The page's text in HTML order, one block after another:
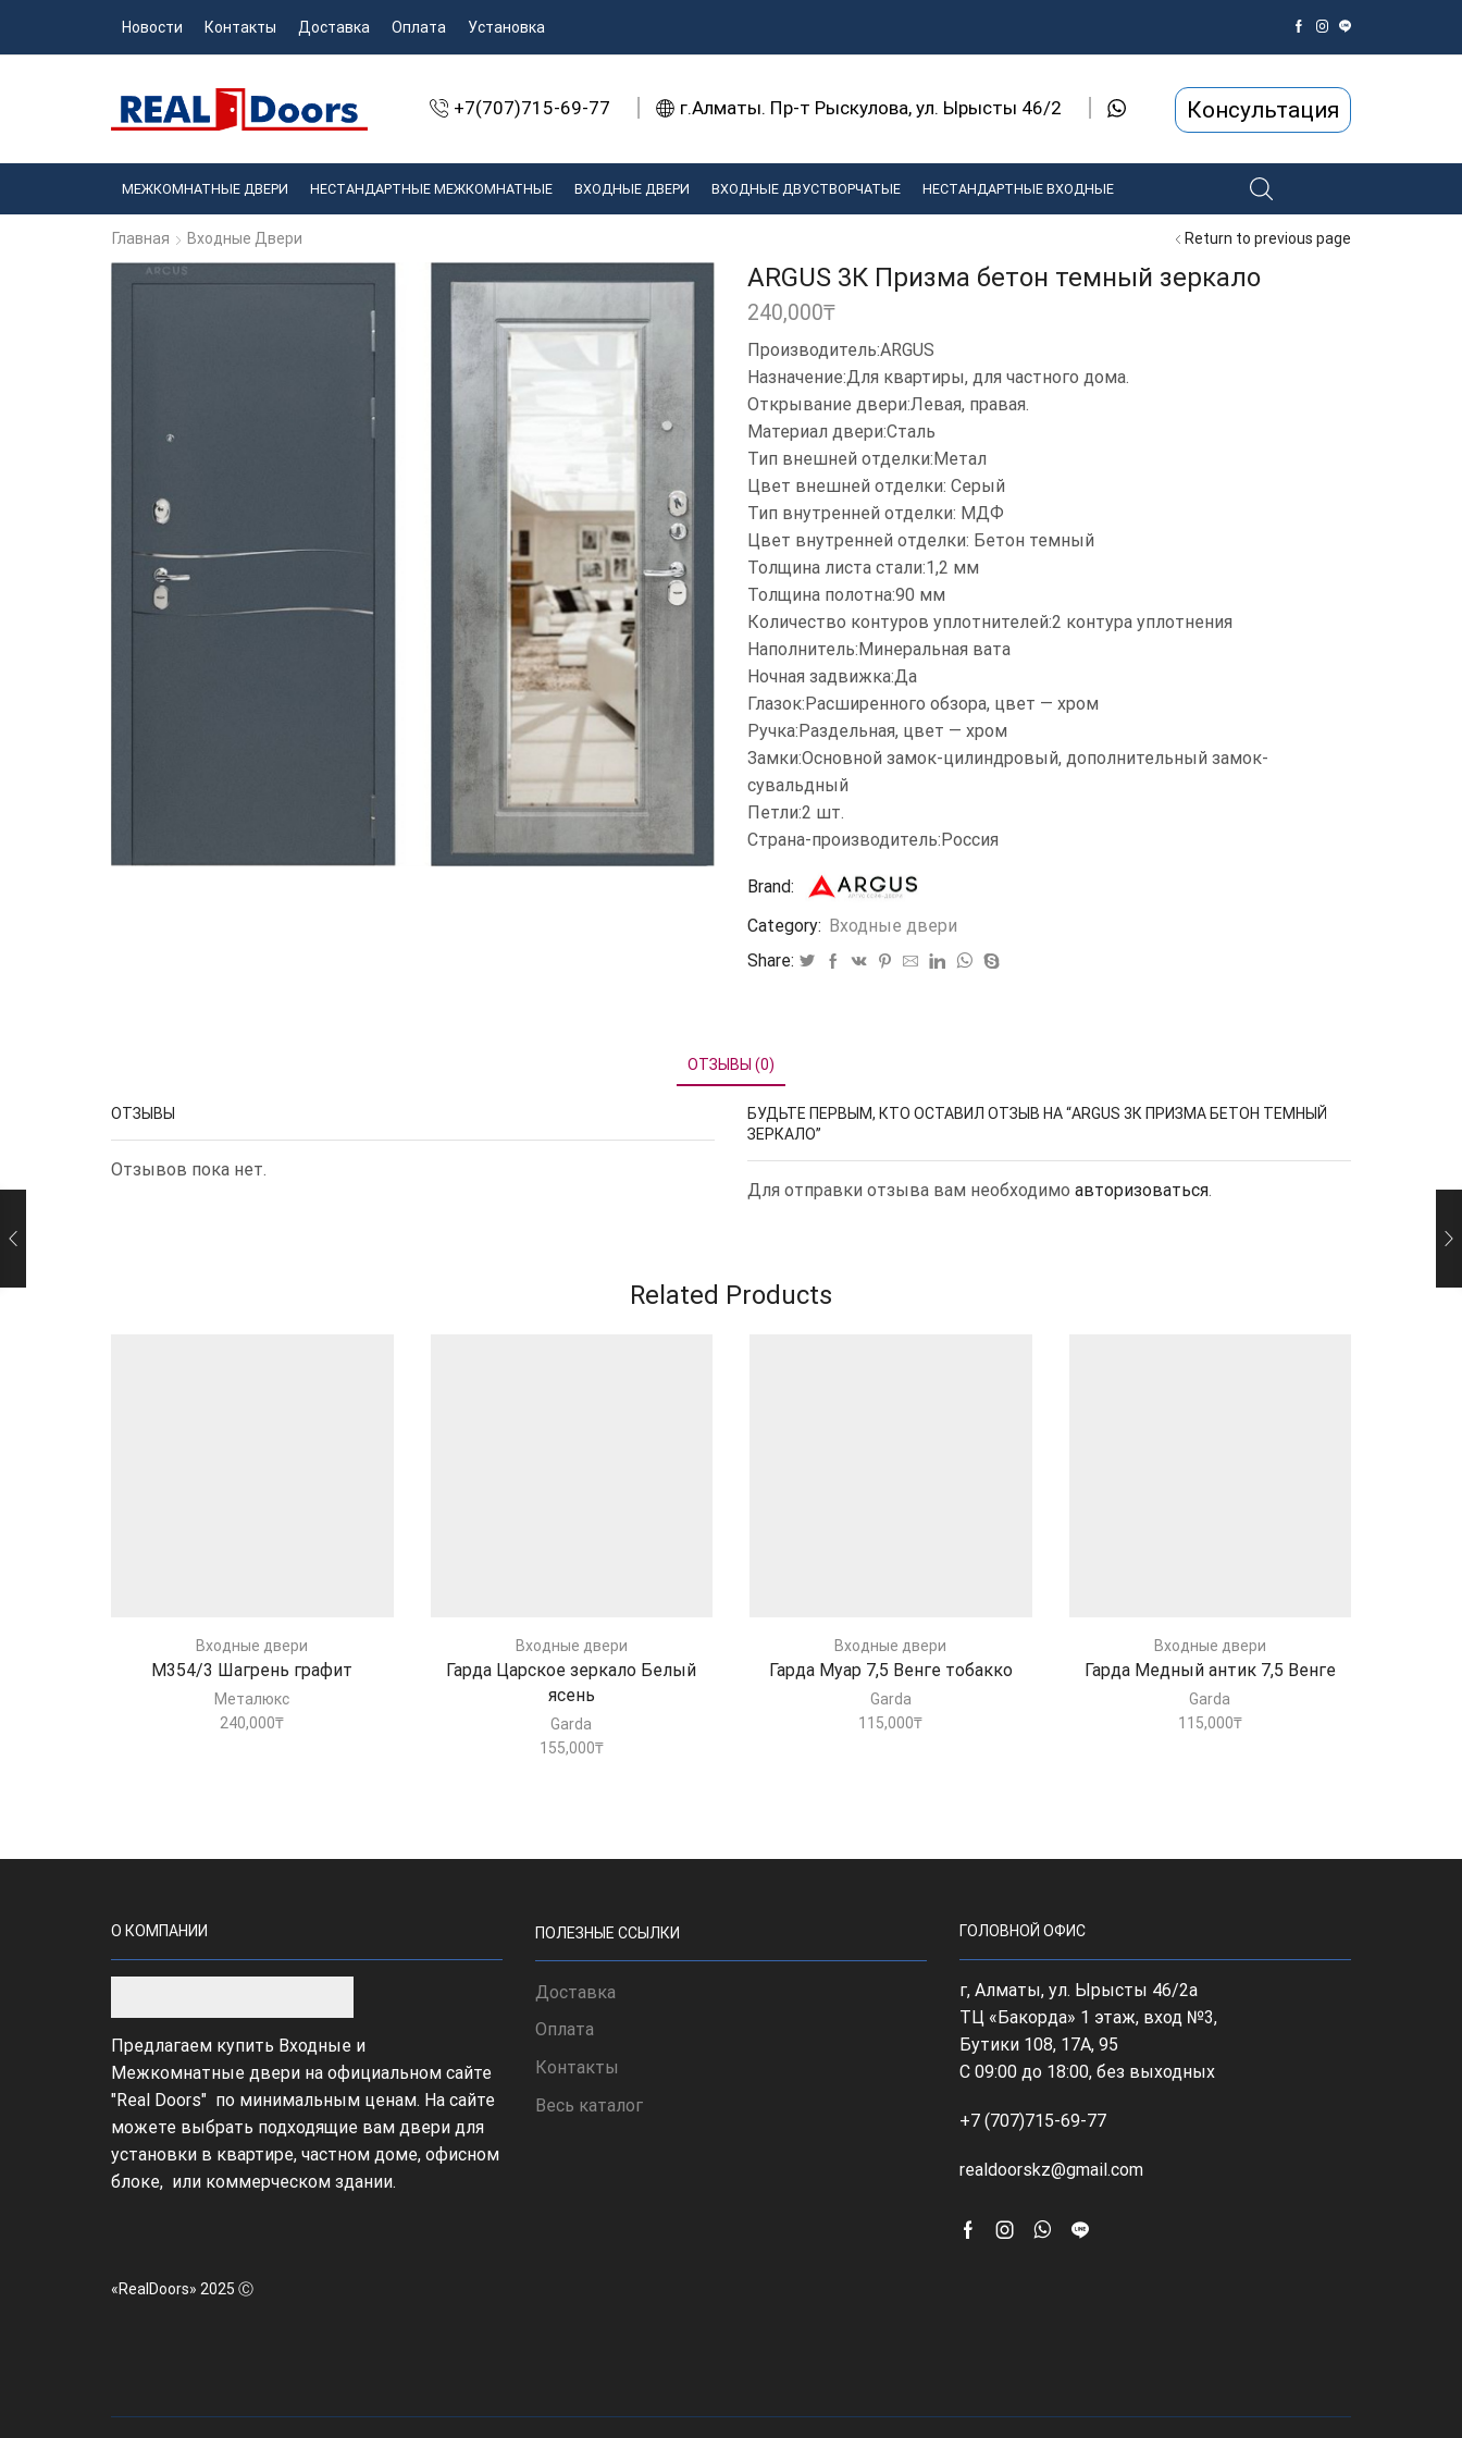
Новости Контакты Доставка Оплата Установка
+7(707)715-69-77 г.Алматы. Пр-т Рыскулова, ул. Ырысты 46/2 Консультация
МЕЖКОМНАТНЫЕ ДВЕРИ НЕСТАНДАРТНЫЕ МЕЖКОМНАТНЫЕ ВХОДНЫЕ ДВЕРИ ВХОДНЫЕ ДВУСТВОРЧАТЫЕ НЕСТАНДАРТНЫЕ ВХОДНЫЕ
Главная Входные Двери Return to previous page
ARGUS 3К Призма бетон темный зеркало
240,000₸
Производитель:ARGUS
Назначение:Для квартиры, для частного дома.
Открывание двери:Левая, правая.
Материал двери:Сталь
Тип внешней отделки:Метал
Цвет внешней отделки: Серый
Тип внутренней отделки: МДФ
Цвет внутренней отделки: Бетон темный
Толщина листа стали:1,2 мм
Толщина полотна:90 мм
Количество контуров уплотнителей:2 контура уплотнения
Наполнитель:Минеральная вата
Ночная задвижка:Да
Глазок:Расширенного обзора, цвет — хром
Ручка:Раздельная, цвет — хром
Замки:Основной замок-цилиндровый, дополнительный замок-
сувальдный
Петли:2 шт.
Страна-производитель:Россия
Brand:
Category: Входные двери
Share:
ОТЗЫВЫ (0)
ОТЗЫВЫ
Отзывов пока нет.
БУДЬТЕ ПЕРВЫМ, КТО ОСТАВИЛ ОТЗЫВ НА “ARGUS 3К ПРИЗМА БЕТОН ТЕМНЫЙ
ЗЕРКАЛО”
Для отправки отзыва вам необходимо авторизоваться.
Related Products
Входные двери
М354/3 Шагрень графит
Металюкс
240,000₸
Входные двери
Гарда Царское зеркало Белый
ясень
Garda
155,000₸
Входные двери
Гарда Муар 7,5 Венге тобакко
Garda
115,000₸
Входные двери
Гарда Медный антик 7,5 Венге
Garda
115,000₸
О КОМПАНИИ
Предлагаем купить Входные и
Межкомнатные двери на официальном сайте
"Real Doors" по минимальным ценам. На сайте
можете выбрать подходящие вам двери для
установки в квартире, частном доме, офисном
блоке, или коммерческом здании.
ПОЛЕЗНЫЕ ССЫЛКИ
Доставка
Оплата
Контакты
Весь каталог
ГОЛОВНОЙ ОФИС
г, Алматы, ул. Ырысты 46/2а
ТЦ «Бакорда» 1 этаж, вход №3,
Бутики 108, 17А, 95
С 09:00 до 18:00, без выходных
+7 (707)715-69-77
realdoorskz@gmail.com
FacebookInstagram
Whatsapp
Line
«RealDoors» 2025 Ⓒ